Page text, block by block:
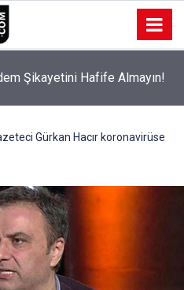
Şikayetini Hafife Almayın!
Gürkan Hacır koronavirüse